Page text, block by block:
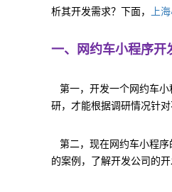
析其开发需求？下面，
上
一、网约车小程序开
第一，开发一个网约车小
研，才能根据调研情况针
第二，现在网约车小程序
的案例，了解开发公司的